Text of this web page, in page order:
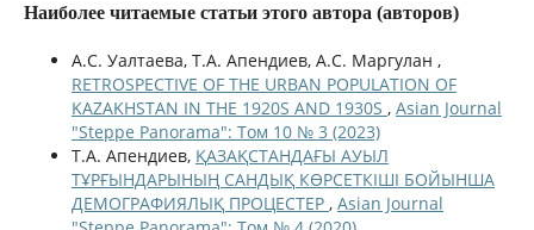
Наиболее читаемые статьи этого автора (авторов)
А.С. Уалтаева, Т.А. Апендиев, А.С. Маргулан ,
RETROSPECTIVE OF THE URBAN POPULATION OF
KAZAKHSTAN IN THE 1920S AND 1930S , Asian Journal
"Steppe Panorama": Том 10 № 3 (2023)
Т.А. Апендиев, ҚАЗАҚСТАНДАҒЫ АУЫЛ
ТҰРҒЫНДАРЫНЫҢ САНДЫҚ КӨРСЕТКІШІ БОЙЫНША
ДЕМОГРАФИЯЛЫҚ ПРОЦЕСТЕР , Asian Journal